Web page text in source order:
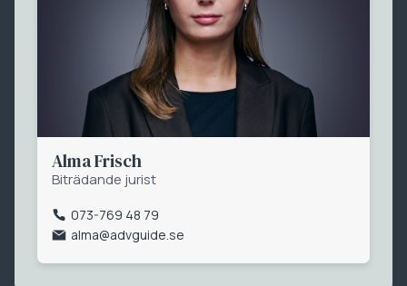
Alma Frisch
Biträdande jurist
073-769 48 79
alma@advguide.se